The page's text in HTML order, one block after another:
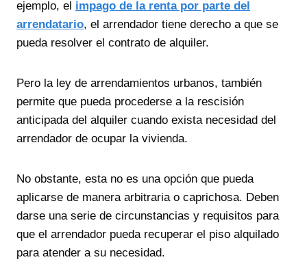
ejemplo, el impago de la renta por parte del
arrendatario, el arrendador tiene derecho a que se
pueda resolver el contrato de alquiler.
Pero la ley de arrendamientos urbanos, también
permite que pueda procederse a la rescisión
anticipada del alquiler cuando exista necesidad del
arrendador de ocupar la vivienda.
No obstante, esta no es una opción que pueda
aplicarse de manera arbitraria o caprichosa. Deben
darse una serie de circunstancias y requisitos para
que el arrendador pueda recuperar el piso alquilado
para atender a su necesidad.